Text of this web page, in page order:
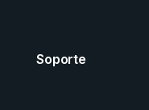
Soporte